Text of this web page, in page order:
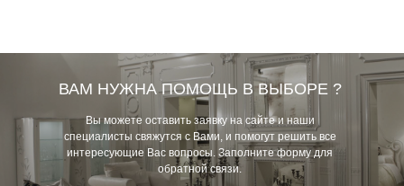
ВАМ НУЖНА ПОМОЩЬ В ВЫБОРЕ ?
Вы можете оставить заявку на сайте и наши
специалисты свяжутся с Вами, и помогут решить все
интересующие Вас вопросы. Заполните форму для
обратной связи.